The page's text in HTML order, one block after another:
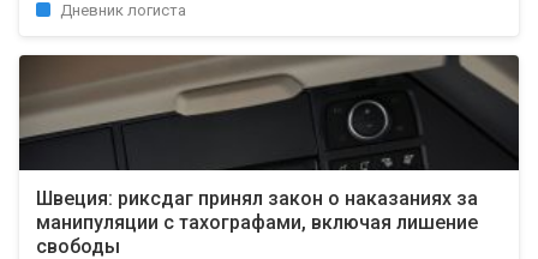
Дневник логиста
Швеция: риксдаг принял закон о наказаниях за
манипуляции с тахографами, включая лишение
свободы